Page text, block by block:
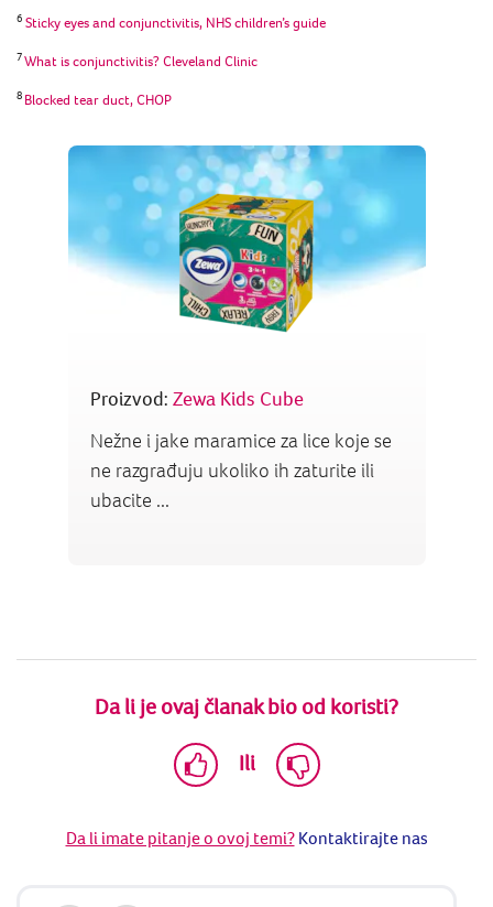
Proizvod: Zewa Kids Cube
Nežne i jake maramice za lice koje se
ne razgrađuju ukoliko ih zaturite ili
ubacite ...
6 Sticky eyes and conjunctivitis, NHS children’s guide
7What is conjunctivitis? Cleveland Clinic
8 Blocked tear duct, CHOP
Da li je ovaj članak bio od koristi?
Ili
Da li imate pitanje o ovoj temi?Kontaktirajte nas